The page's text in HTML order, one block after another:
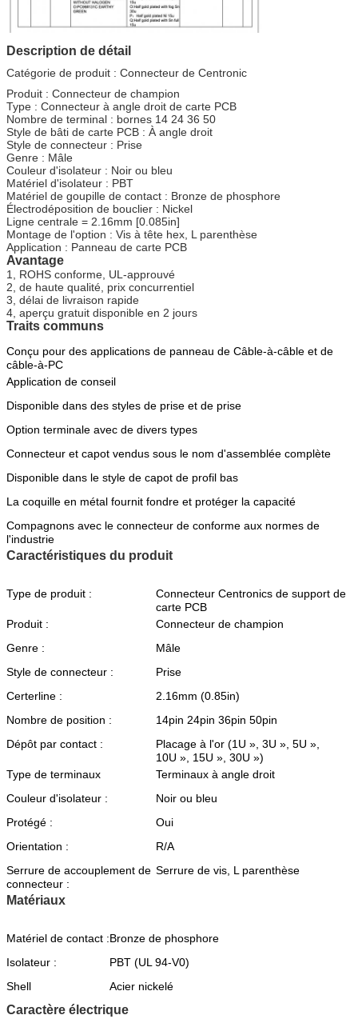
Description de détail
Catégorie de produit : Connecteur de Centronic
Produit : Connecteur de champion
Type : Connecteur à angle droit de carte PCB
Nombre de terminal : bornes 14 24 36 50
Style de bâti de carte PCB : À angle droit
Style de connecteur : Prise
Genre : Mâle
Couleur d'isolateur : Noir ou bleu
Matériel d'isolateur : PBT
Matériel de goupille de contact : Bronze de phosphore
Électrodéposition de bouclier : Nickel
Ligne centrale = 2.16mm [0.085in]
Montage de l'option : Vis à tête hex, L parenthèse
Application : Panneau de carte PCB
Avantage
1, ROHS conforme, UL-approuvé
2, de haute qualité, prix concurrentiel
3, délai de livraison rapide
4, aperçu gratuit disponible en 2 jours
Traits communs
Conçu pour des applications de panneau de Câble-à-câble et de
câble-à-PC
Application de conseil
Disponible dans des styles de prise et de prise
Option terminale avec de divers types
Connecteur et capot vendus sous le nom d'assemblée complète
Disponible dans le style de capot de profil bas
La coquille en métal fournit fondre et protéger la capacité
Compagnons avec le connecteur de conforme aux normes de
l'industrie
Caractéristiques du produit
Type de produit :
Connecteur Centronics de support de
carte PCB
Produit :
Connecteur de champion
Genre :
Mâle
Style de connecteur :
Prise
Certerline :
2.16mm (0.85in)
Nombre de position :
14pin 24pin 36pin 50pin
Dépôt par contact :
Placage à l'or (1U », 3U », 5U »,
10U », 15U », 30U »)
Type de terminaux
Terminaux à angle droit
Couleur d'isolateur :
Noir ou bleu
Protégé :
Oui
Orientation :
R/A
Serrure de accouplement de
connecteur :
Serrure de vis, L parenthèse
Matériaux
Matériel de contact :Bronze de phosphore
Isolateur :
PBT (UL 94-V0)
Shell
Acier nickelé
Caractère électrique